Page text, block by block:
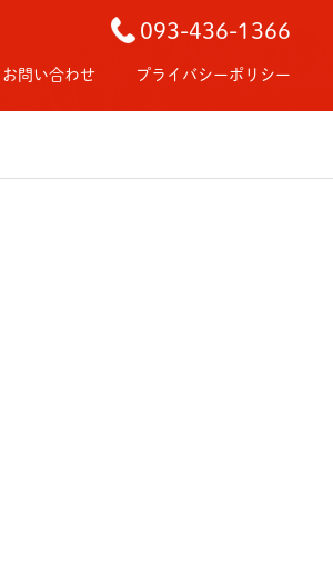
093-436-1366
お問い合わせ プライバシーポリシー